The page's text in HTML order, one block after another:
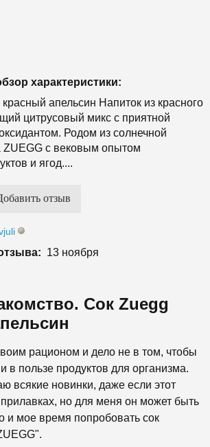
характеристики:
апельсин Напиток из красного
цитрусовый микс с приятной
Родом из солнечной
ZUEGG c вековым опытом
и ягод....
отзыв
13 ноября
Сок Zuegg
рационом и дело не в том, чтобы
в пользе продуктов для организма.
всякие новинки, даже если этот
но для меня он может быть
и мое время попробовать сок